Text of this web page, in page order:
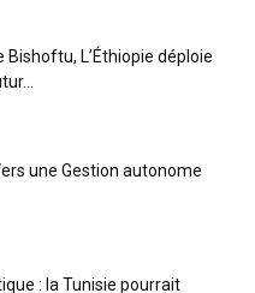
Bishoftu, L’Éthiopie déploie
une Gestion autonome
: la Tunisie pourrait